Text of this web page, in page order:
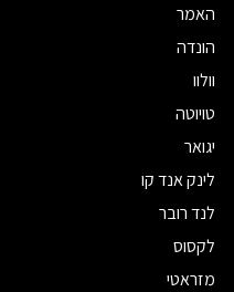
האמר
הונדה
וולוו
טויוטה
יגואר
לינק אנד קו
לנד רובר
לקסוס
מזראטי